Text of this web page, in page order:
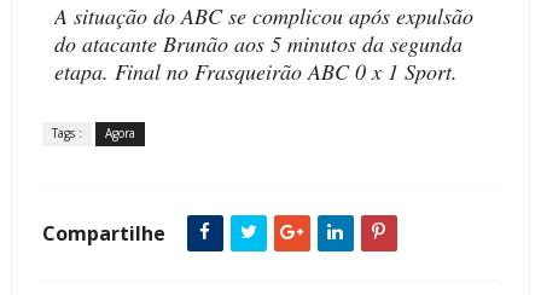
A situação do ABC se complicou após expulsão
do atacante Brunão aos 5 minutos da segunda
etapa. Final no Frasqueirão ABC 0 x 1 Sport.
Tags : Agora
Compartilhe